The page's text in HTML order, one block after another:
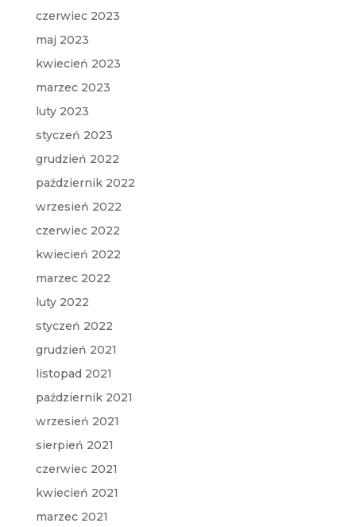
czerwiec 2023
maj 2023
kwiecień 2023
marzec 2023
luty 2023
styczeń 2023
grudzień 2022
październik 2022
wrzesień 2022
czerwiec 2022
kwiecień 2022
marzec 2022
luty 2022
styczeń 2022
grudzień 2021
listopad 2021
październik 2021
wrzesień 2021
sierpień 2021
czerwiec 2021
kwiecień 2021
marzec 2021